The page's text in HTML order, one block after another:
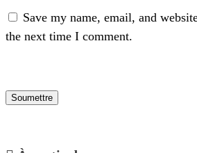
Save my name, email, and
the next time I comment.